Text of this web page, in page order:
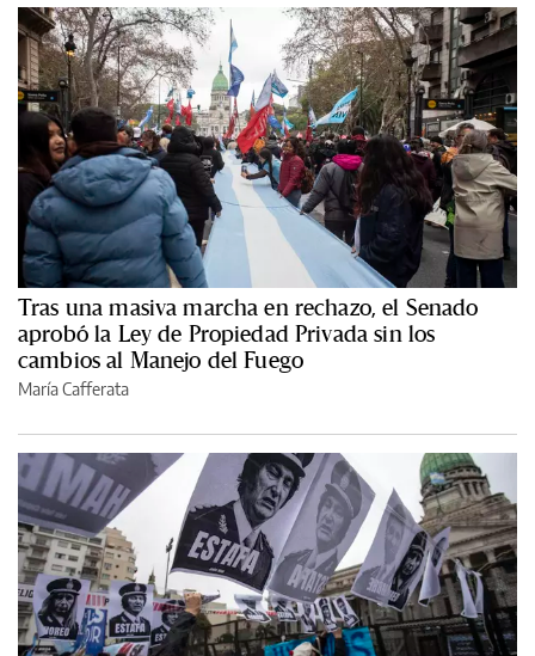
Tras una masiva marcha en rechazo, el Senado
aprobó la Ley de Propiedad Privada sin los
cambios al Manejo del Fuego
María Cafferata